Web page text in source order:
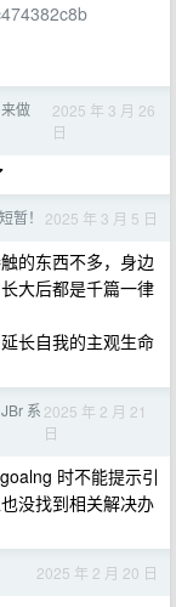
做
2025 年 3 月 26
日
暂！ 2025 年 3 月 5 日
的东西不多，身边
大后都是千篇一律
长自我的主观生命
系 2025 年 2 月 21
日
时不能提示引
没找到相关解决办
2025 年 2 月 20 日